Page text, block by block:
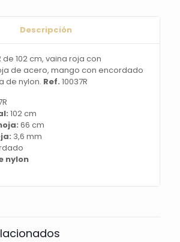
Descripción
de 102 cm, vaina roja con
de acero, mango con encordado
de nylon. Ref. 10037R
102 cm
66 cm
3,6 mm
nylon